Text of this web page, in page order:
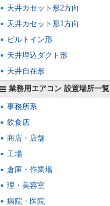
天井カセット形2方向
天井カセット形1方向
ビルトイン形
天井埋込ダクト形
天井自在形
業務用エアコン 設置場所一覧
事務所系
飲食店
商店・店舗
工場
倉庫・作業場
理・美容室
病院・医院